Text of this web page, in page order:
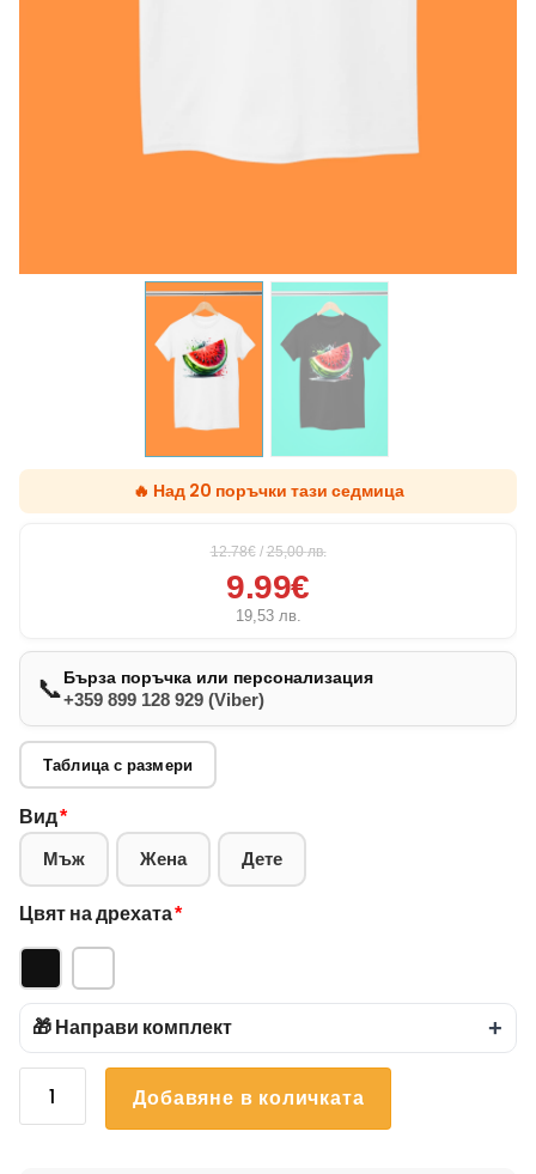
🔥 Над 20 поръчки тази седмица
12.78€ / 25,00лв.
9.99€
19,53 лв.
📞Бърза поръчка или персонализация
+359 899 128 929 (Viber)
Таблица с размери
Вид*
Мъж Жена Дете
Цвят на дрехата*
🎁 Направи комплект +
количество
Добавяне в количката